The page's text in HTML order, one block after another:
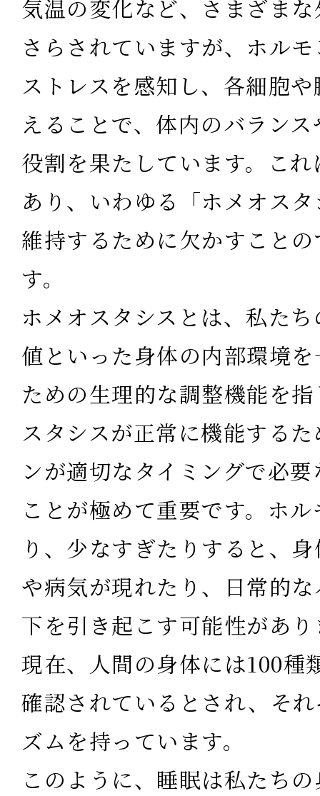
気温の変化など、さまざま
さらされていますが、ホル
ストレスを感知し、各細胞
えることで、体内のバラン
役割を果たしています。こ
あり、いわゆる「ホメオス
維持するために欠かすこと
す。
ホメオスタシスとは、私た
値といった身体の内部環境
ための生理的な調整機能を
スタシスが正常に機能する
ンが適切なタイミングで必
ことが極めて重要です。ホ
り、少なすぎたりすると、
や病気が現れたり、日常的
下を引き起こす可能性があ
現在、人間の身体には100種
確認されているとされ、そ
ズムを持っています。
このように、睡眠は私たち